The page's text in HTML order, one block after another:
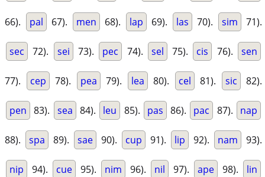
66). pal 67). men 68). lap 69). las 70). sim 71).
sec 72). sei 73). pec 74). sel 75). cis 76). sen
77). cep 78). pea 79). lea 80). cel 81). sic 82).
pen 83). sea 84). leu 85). pas 86). pac 87). nap
88). spa 89). sae 90). cup 91). lip 92). nam 93).
nip 94). cue 95). nim 96). nil 97). ape 98). lin